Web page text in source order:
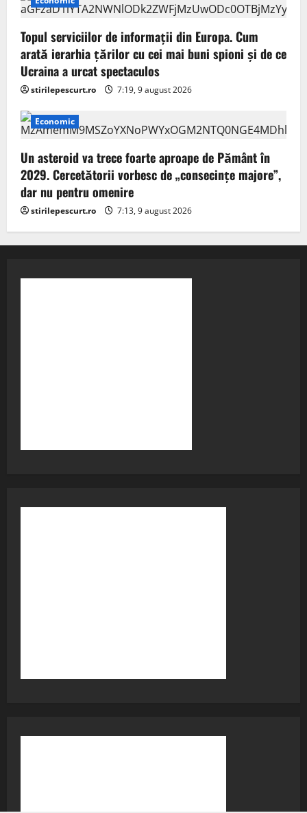
Topul serviciilor de informații din Europa. Cum
arată ierarhia țărilor cu cei mai buni spioni și de ce
Ucraina a urcat spectaculos
stirilepescurt.ro 7:19, 9 august 2026
Economic
Un asteroid va trece foarte aproape de Pământ în
2029. Cercetătorii vorbesc de „consecințe majore”,
dar nu pentru omenire
stirilepescurt.ro 7:13, 9 august 2026